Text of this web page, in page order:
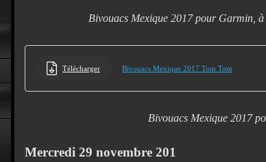
Bivouacs Mexique 2017 pour Garmin,
Télécharger Bivouacs Mexique 2017 Tom Tom
Bivouacs Mexique 2017
Mercredi 29 novembre 201